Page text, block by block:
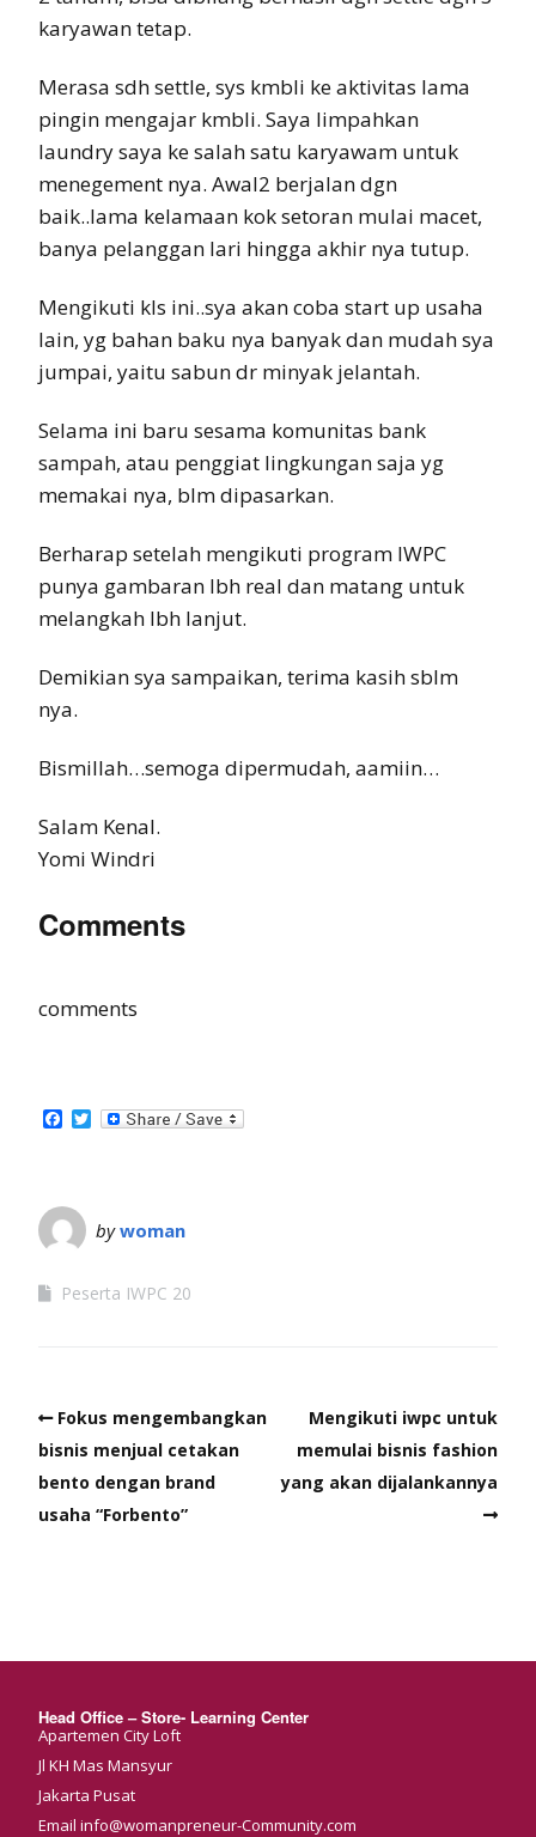
karyawan tetap.
Merasa sdh settle, sys kmbli ke aktivitas lama
pingin mengajar kmbli. Saya limpahkan
laundry saya ke salah satu karyawam untuk
menegement nya. Awal2 berjalan dgn
baik..lama kelamaan kok setoran mulai macet,
banya pelanggan lari hingga akhir nya tutup.
Mengikuti kls ini..sya akan coba start up usaha
lain, yg bahan baku nya banyak dan mudah sya
jumpai, yaitu sabun dr minyak jelantah.
Selama ini baru sesama komunitas bank
sampah, atau penggiat lingkungan saja yg
memakai nya, blm dipasarkan.
Berharap setelah mengikuti program IWPC
punya gambaran lbh real dan matang untuk
melangkah lbh lanjut.
Demikian sya sampaikan, terima kasih sblm
nya.
Bismillah…semoga dipermudah, aamiin…
Salam Kenal.
Yomi Windri
Comments
comments
Facebook
Twitter
bywoman
Peserta IWPC 20
Fokus mengembangkan
bisnis menjual cetakan
bento dengan brand
usaha “Forbento”
Mengikuti iwpc untuk
memulai bisnis fashion
yang akan dijalankannya
Head Office – Store- Learning Center
Apartemen City Loft
Jl KH Mas Mansyur
Jakarta Pusat
Email info@womanpreneur-Community.com